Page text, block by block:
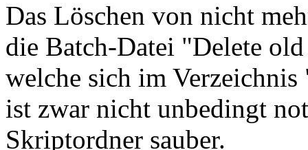
Das Löschen von nicht
die Batch-Datei "Delete
welche sich im
ist zwar nicht unbedingt
Skriptordner sauber.